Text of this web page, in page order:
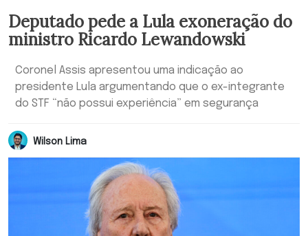
Deputado pede a Lula exoneração do
ministro Ricardo Lewandowski
Coronel Assis apresentou uma indicação ao
presidente Lula argumentando que o ex-integrante
do STF “não possui experiência” em segurança
Wilson Lima